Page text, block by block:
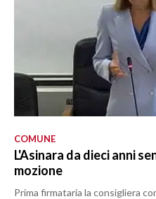
COMUNE
L'Asinara da dieci anni
mozione
Prima firmataria la consigliera